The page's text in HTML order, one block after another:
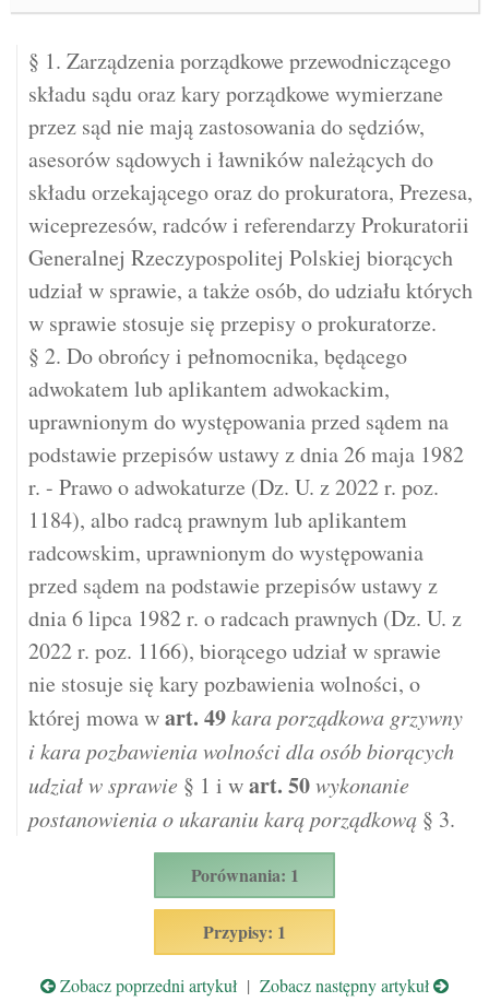
§ 1. Zarządzenia porządkowe przewodniczącego
składu sądu oraz kary porządkowe wymierzane
przez sąd nie mają zastosowania do sędziów,
asesorów sądowych i ławników należących do
składu orzekającego oraz do prokuratora, Prezesa,
wiceprezesów, radców i referendarzy Prokuratorii
Generalnej Rzeczypospolitej Polskiej biorących
udział w sprawie, a także osób, do udziału których
w sprawie stosuje się przepisy o prokuratorze.
§ 2. Do obrońcy i pełnomocnika, będącego
adwokatem lub aplikantem adwokackim,
uprawnionym do występowania przed sądem na
podstawie przepisów ustawy z dnia 26 maja 1982
r. - Prawo o adwokaturze (Dz. U. z 2022 r. poz.
1184), albo radcą prawnym lub aplikantem
radcowskim, uprawnionym do występowania
przed sądem na podstawie przepisów ustawy z
dnia 6 lipca 1982 r. o radcach prawnych (Dz. U. z
2022 r. poz. 1166), biorącego udział w sprawie
nie stosuje się kary pozbawienia wolności, o
której mowa wart. 49kara porządkowa grzywny
i kara pozbawienia wolności dla osób biorących
udział w sprawie § 1 i wart. 50wykonanie
postanowienia o ukaraniu karą porządkową § 3.
Porównania: 1
Przypisy: 1
Zobacz poprzedni artykuł | Zobacz następny artykuł